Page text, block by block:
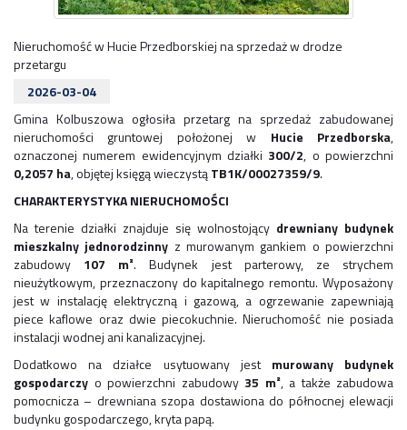
Nieruchomość w Hucie Przedborskiej na sprzedaż w drodze
przetargu
2026-03-04
Gmina Kolbuszowa ogłosiła przetarg na sprzedaż zabudowanej
nieruchomości gruntowej położonej w Hucie Przedborska,
oznaczonej numerem ewidencyjnym działki 300/2, o powierzchni
0,2057 ha, objętej księgą wieczystąTB1K/00027359/9.
CHARAKTERYSTYKA NIERUCHOMOŚCI
Na terenie działki znajduje się wolnostojący drewniany budynek
mieszkalny jednorodzinny z murowanym gankiem o powierzchni
zabudowy 107 m². Budynek jest parterowy, ze strychem
nieużytkowym, przeznaczony do kapitalnego remontu. Wyposażony
jest w instalację elektryczną i gazową, a ogrzewanie zapewniają
piece kaflowe oraz dwie piecokuchnie. Nieruchomość nie posiada
instalacji wodnej ani kanalizacyjnej.
Dodatkowo na działce usytuowany jest murowany budynek
gospodarczy o powierzchni zabudowy 35 m², a także zabudowa
pomocnicza – drewniana szopa dostawiona do północnej elewacji
budynku gospodarczego, kryta papą.